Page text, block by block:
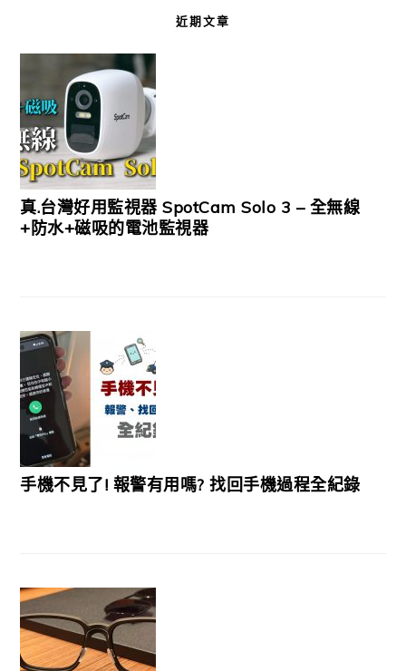
近期文章
真.台灣好用監視器 SpotCam Solo 3 – 全無線
+防水+磁吸的電池監視器
手機不見了! 報警有用嗎? 找回手機過程全紀錄